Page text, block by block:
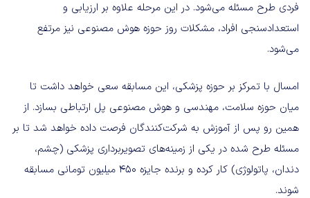
فردی طرح مسئله می‌‏شود. در این مرحله علاوه بر ارزیابی و
استعدادسنجی افراد، مشکلات روز حوزه هوش مصنوعی نیز مرتفع
می‌شود.
امسال با تمرکز بر حوزه پزشکی، این مسابقه سعی خواهد داشت تا
میان حوزه سلامت، مهندسی و هوش مصنوعی پل ارتباطی بسازد. از
همین رو پس از آموزش به شرکت‌کنندگان فرصت داده خواهد شد تا بر
مسئله طرح شده در یکی از زمینه‏‌های تصویربرداری پزشکی (چشم،
دندان، پاتولوژی) کار کرده و برنده جایزه 450 میلیون تومانی مسابقه
شوند.